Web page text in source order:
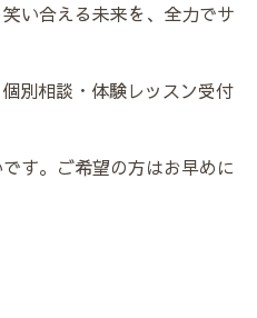
い合える未来を、全力でサ
別相談・体験レッスン受付
す。ご希望の方はお早めに